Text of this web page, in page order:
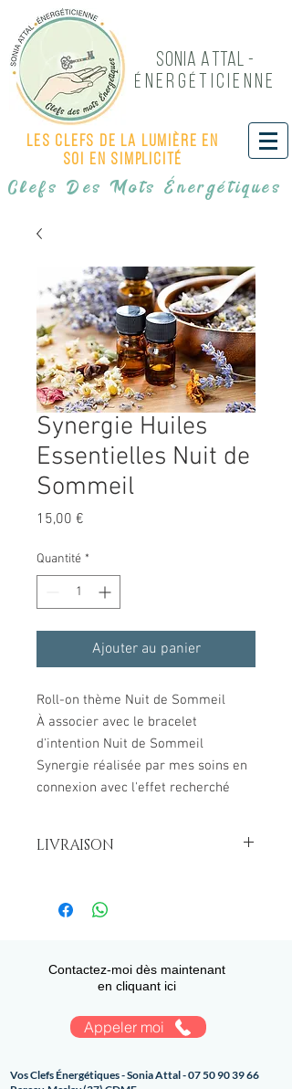
Sonia Attal -
É NERG É TICIENNE
Les Clefs de LA LUMIÈRE EN
SOI EN SIMPLICITÉ
Clefs Des Mots Énergétiques
Synergie Huiles
Essentielles Nuit de
Sommeil
15,00 €
Quantité *
Ajouter au panier
Roll-on thème Nuit de Sommeil
À associer avec le bracelet
d'intention Nuit de Sommeil
Synergie réalisée par mes soins en
connexion avec l'effet recherché
LIVRAISON
sur le détail des pierres utilisées et sur
l'intention émise.
Contactez-moi dès maintenant
en cliquant ici
Appeler moi
Vos Clefs Énergétiques - Sonia Attal -07 50 90 39 66